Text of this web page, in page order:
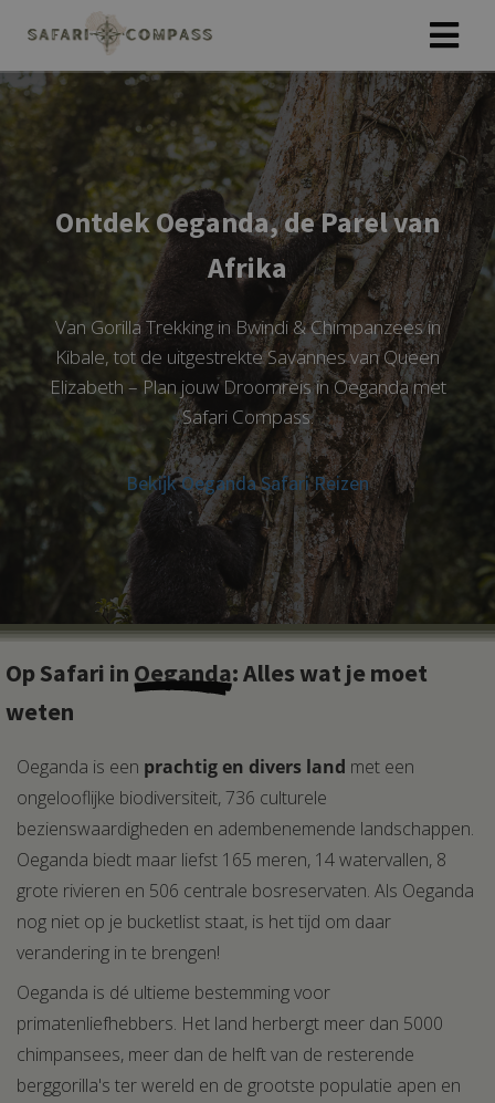
Ontdek Oeganda, de Parel van
Afrika
Van Gorilla Trekking in Bwindi & Chimpanzees in
Kibale, tot de uitgestrekte Savannes van Queen
Elizabeth – Plan jouw Droomreis in Oeganda met
Safari Compass.
Bekijk Oeganda Safari Reizen
Op Safari in Oeganda: Alles wat je moet
weten
Oeganda is een prachtig en divers land met een
ongelooflijke biodiversiteit, 736 culturele
bezienswaardigheden en adembenemende landschappen.
Oeganda biedt maar liefst 165 meren, 14 watervallen, 8
grote rivieren en 506 centrale bosreservaten. Als Oeganda
nog niet op je bucketlist staat, is het tijd om daar
verandering in te brengen!
Oeganda is dé ultieme bestemming voor
primatenliefhebbers. Het land herbergt meer dan 5000
chimpansees, meer dan de helft van de resterende
berggorilla's ter wereld en de grootste populatie apen en